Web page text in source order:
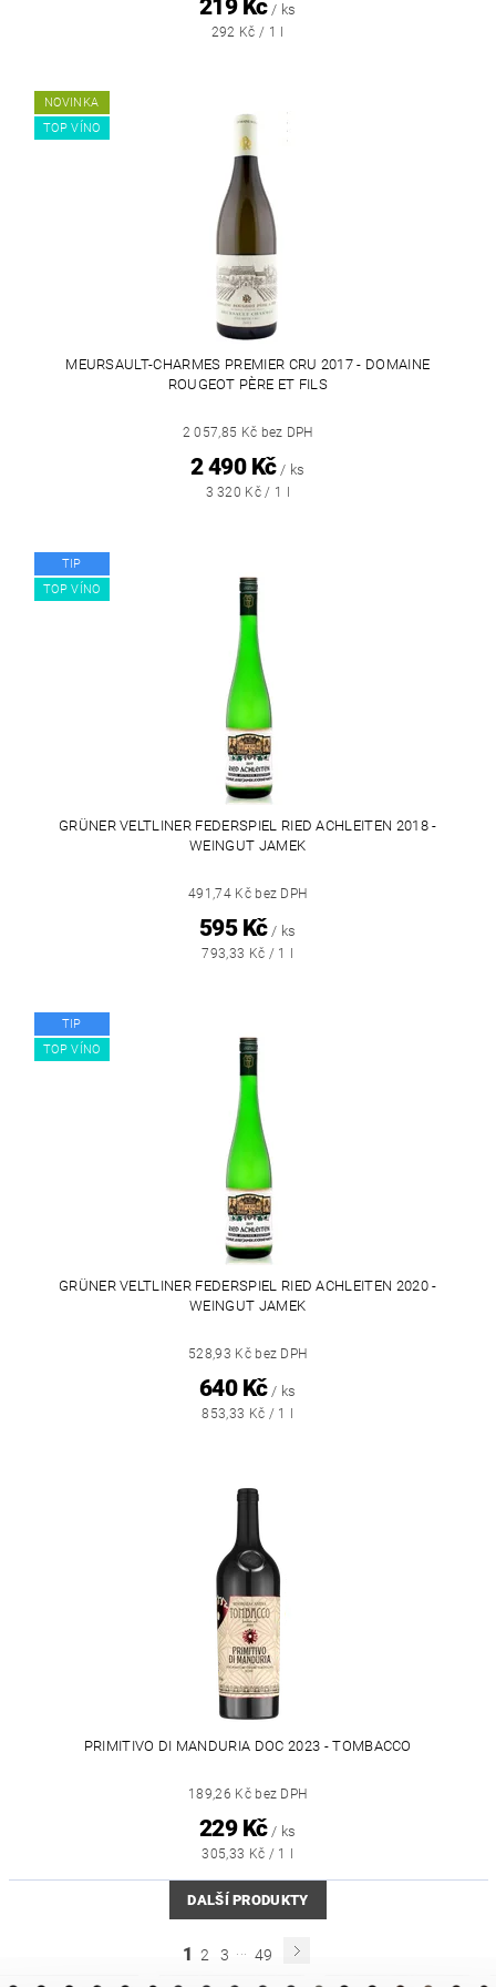
219 Kč / ks
292 Kč / 1 l
NOVINKA
TOP VÍNO
MEURSAULT-CHARMES PREMIER CRU 2017 - DOMAINE
ROUGEOT PÈRE ET FILS
2 057,85 Kč bez DPH
2 490 Kč / ks
3 320 Kč / 1 l
TIP
TOP VÍNO
GRÜNER VELTLINER FEDERSPIEL RIED ACHLEITEN 2018 -
WEINGUT JAMEK
491,74 Kč bez DPH
595 Kč / ks
793,33 Kč / 1 l
TIP
TOP VÍNO
GRÜNER VELTLINER FEDERSPIEL RIED ACHLEITEN 2020 -
WEINGUT JAMEK
528,93 Kč bez DPH
640 Kč / ks
853,33 Kč / 1 l
PRIMITIVO DI MANDURIA DOC 2023 - TOMBACCO
189,26 Kč bez DPH
229 Kč / ks
305,33 Kč / 1 l
DALŠÍ PRODUKTY
1 2 3 49